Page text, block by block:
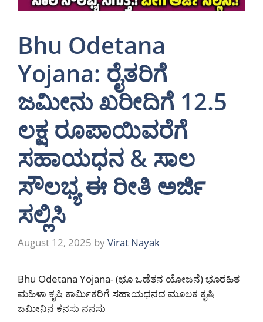
Bhu Odetana
Yojana: ರೈತರಿಗೆ
ಜಮೀನು ಖರೀದಿಗೆ 12.5
ಲಕ್ಷ ರೂಪಾಯಿವರೆಗೆ
ಸಹಾಯಧನ & ಸಾಲ
ಸೌಲಭ್ಯ ಈ ರೀತಿ ಅರ್ಜಿ
ಸಲ್ಲಿಸಿ
August 12, 2025 byVirat Nayak
Bhu Odetana Yojana- (ಭೂ ಒಡೆತನ ಯೋಜನೆ) ಭೂರಹಿತ
ಮಹಿಳಾ ಕೃಷಿ ಕಾರ್ಮಿಕರಿಗೆ ಸಹಾಯಧನದ ಮೂಲಕ ಕೃಷಿ
ಜಮೀನಿನ ಕನಸು ನನಸು